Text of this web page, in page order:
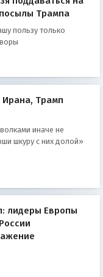
Трампа
пользу только
Ирана, Трамп
иначе не
шкуру с них долой»
лидеры Европы